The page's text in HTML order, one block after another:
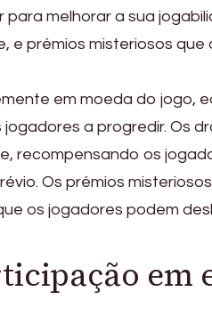
melhorar a sua
prémios misteriosos que
em moeda do jogo,
a progredir. Os
recompensando os
Os prémios
os jogadores podem
em